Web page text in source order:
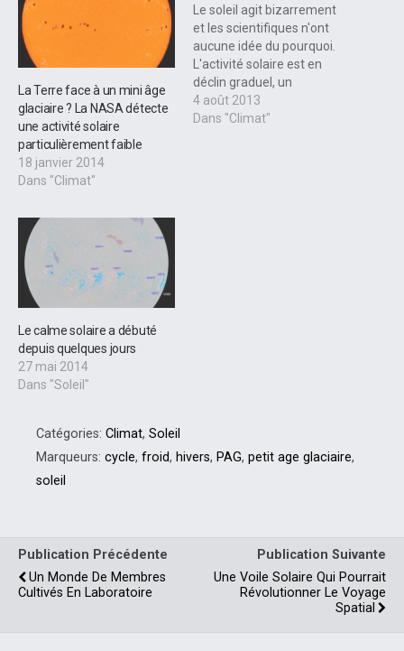
La Terre face à un mini âge
glaciaire ? La NASA détecte
une activité solaire
particulièrement faible
18 janvier 2014
Dans "Climat"
Le soleil agit bizarrement
et les scientifiques n'ont
aucune idée du pourquoi.
L'activité solaire est en
déclin graduel, un
changement de norme qui
dans le passé a déclenché
4 août 2013
Dans "Climat"
Le calme solaire a débuté
depuis quelques jours
27 mai 2014
Dans "Soleil"
Catégories: Climat, Soleil
Marqueurs: cycle, froid, hivers, PAG, petit age glaciaire,
soleil
Publication Précédente
Un Monde De Membres
Cultivés En Laboratoire
Publication Suivante
Une Voile Solaire Qui Pourrait
Révolutionner Le Voyage
Spatial